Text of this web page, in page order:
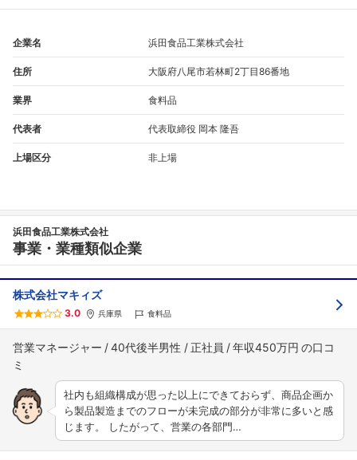
フォローしました
こちらの企業もフォローしませんか？
企業名 浜田食品工業株式会社
住所 大阪府八尾市若林町2丁目86番地
業界 食料品
代表者 代表取締役 岡本 隆吾
上場区分 非上場
浜田食品工業株式会社
事業・業種類似企業
株式会社マキィズ
3.0 兵庫県 食料品
営業マネージャー 40代後半男性 正社員 年収450万円
社内も組織構成が思った以上にできておらず、商品企画か
ら製品製造までのフローが未完成の部分が非常に多いと感
じます。 したがって、営業の各部門…